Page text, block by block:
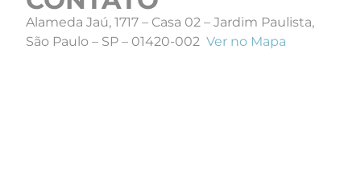
Alameda Jaú, 1717 – Casa 02 – Jardim Paulista,
São Paulo – SP – 01420-002 Ver no Mapa